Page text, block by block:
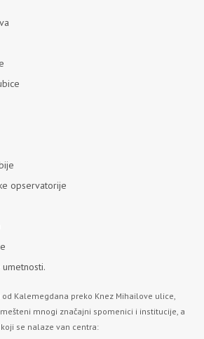
opservatorije
Kalemegdana preko Knez Mihailove ulice,
mnogi značajni spomenici i institucije, a
se nalaze van centra: